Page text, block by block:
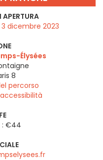
APERTURA
dicembre 2023
Élysées
8
percorso
: €44